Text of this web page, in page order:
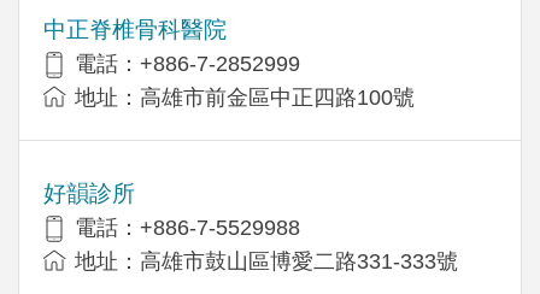
中正脊椎骨科醫院
電話：+886-7-2852999
地址：高雄市前金區中正四路100號
好韻診所
電話：+886-7-5529988
地址：高雄市鼓山區博愛二路331-333號